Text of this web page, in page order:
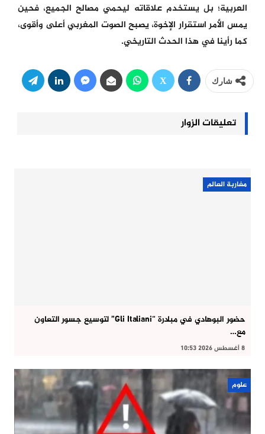
العربية؛ بل يستخدم علاقاته ليحمي مصالح الجميع، فحين
يمس الأمر استقرار الإخوة، يصبح الصوت المغربي أعلى وأقوى،
كما رأينا في هذا الحدث التاريخي.
شارك
تعليقات الزوار
مغاربة العالم
حضور البوهادي في مبادرة “Gli Italiani” لتوسيع جسور التعاون
مع…
8 أغسطس 2026 10:53
علوم